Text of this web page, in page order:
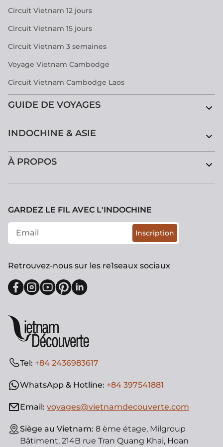
Circuit Vietnam 12 jours
Circuit Vietnam 15 jours
Circuit Vietnam 3 semaines
Voyage Vietnam Cambodge
Circuit Vietnam Cambodge Laos
GUIDE DE VOYAGES
INDOCHINE & ASIE
À PROPOS
Tel: +84 2436983617
WhatsApp & Hotline: +84 397541881
Email: voyages@vietnamdecouverte.com
Siège au Vietnam: 8 ème étage, Milgroup
Bâtiment, 214B rue Tran Quang Khai, Hoan
GARDEZ LE FIL AVEC L'INDOCHINE
Inscription
Retrouvez-nous sur les re1seaux sociaux